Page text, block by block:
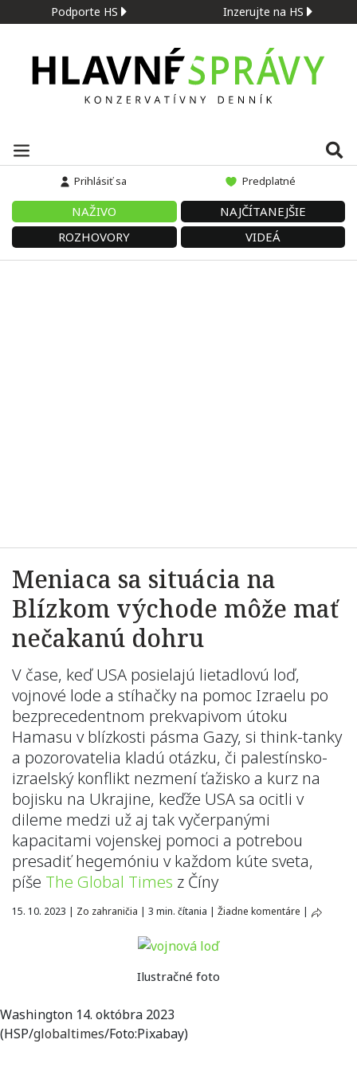
Podporte HS Inzerujte na HS
Prihlásiť sa Predplatné
NAŽIVO
NAJČÍTANEJŠIE
ROZHOVORY
VIDEÁ
Meniaca sa situácia na
Blízkom východe môže mať
nečakanú dohru
V čase, keď USA posielajú lietadlovú loď,
vojnové lode a stíhačky na pomoc Izraelu po
bezprecedentnom prekvapivom útoku
Hamasu v blízkosti pásma Gazy, si think-tanky
a pozorovatelia kladú otázku, či palestínsko-
izraelský konflikt nezmení ťažisko a kurz na
bojisku na Ukrajine, keďže USA sa ocitli v
dileme medzi už aj tak vyčerpanými
kapacitami vojenskej pomoci a potrebou
presadiť hegemóniu v každom kúte sveta,
píše The Global Times z Číny
15. 10. 2023 | Zo zahraničia | 3 min. čítania | Žiadne komentáre |
Ilustračné foto
Washington 14. októbra 2023
(HSP/globaltimes/Foto:Pixabay)